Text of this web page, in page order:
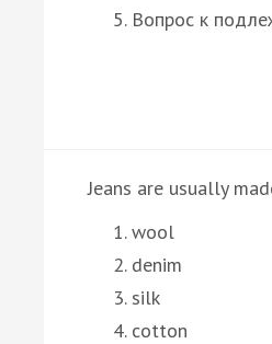
Вопрос к
Jeans are usually
wool
denim
silk
cotton